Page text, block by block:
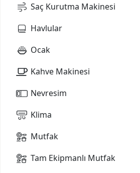
Saç Kurutma Makinesi
Havlular
Ocak
Kahve Makinesi
Nevresim
Klima
Mutfak
Tam Ekipmanlı Mutfak